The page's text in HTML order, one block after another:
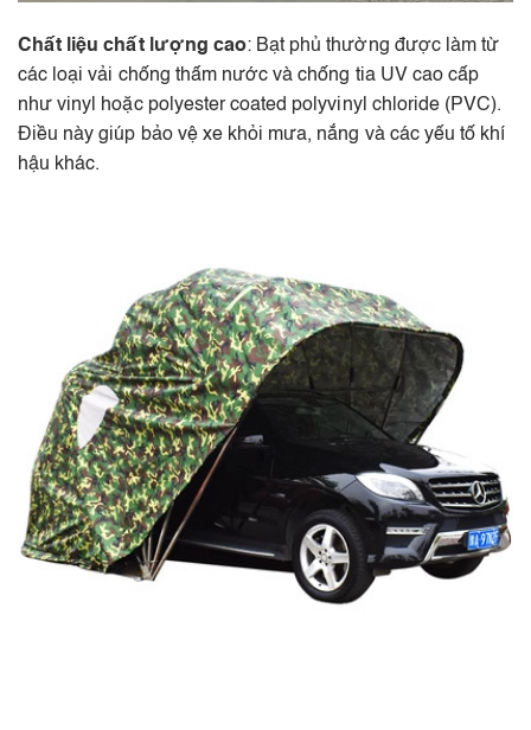
Chất liệu chất lượng cao: Bạt phủ thường được làm từ
các loại vải chống thấm nước và chống tia UV cao cấp
như vinyl hoặc polyester coated polyvinyl chloride (PVC).
Điều này giúp bảo vệ xe khỏi mưa, nắng và các yếu tố khí
hậu khác.